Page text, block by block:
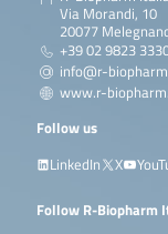
Via Morandi, 10
20077
+39 02 9823
info@r-
www.r-
Follow us
LinkedIn
X
Follow R-Biopharm